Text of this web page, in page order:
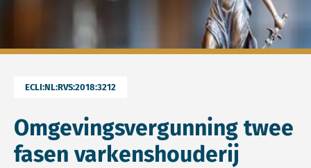
ECLI:NL:RVS:2018:3212
Omgevingsvergunning twee
fasen varkenshouderij